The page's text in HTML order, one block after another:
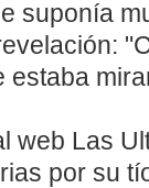
suponía
estaba
web Las
por su